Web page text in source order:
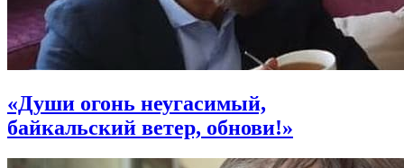
«Души огонь неугасимый,
байкальский ветер, обнови!»